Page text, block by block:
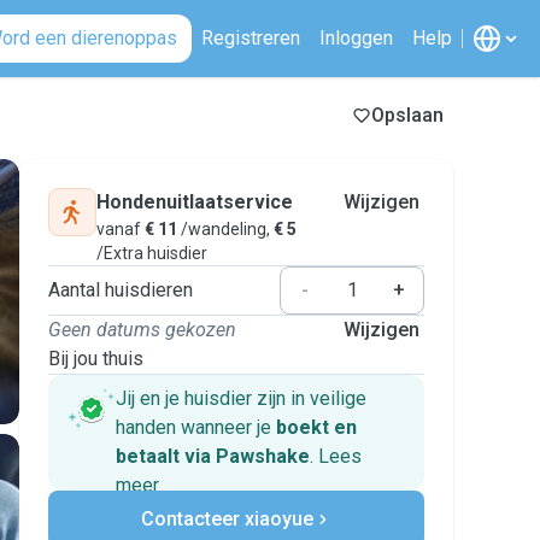
een dierenoppas Registreren Inloggen Help
Opslaan
Hondenuitlaatservice
vanaf€ 11 /wandeling, € 5
/Extra huisdier
Wijzigen
Aantal huisdieren -
+
Geen datums gekozen
Bij jou thuis
Wijzigen
Jij en je huisdier zijn in veilige
handen wanneer je boekt en
betaalt via Pawshake. Lees
meer
Veilig betalen
Hulp als plannen veranderen
Contacteer xiaoyue